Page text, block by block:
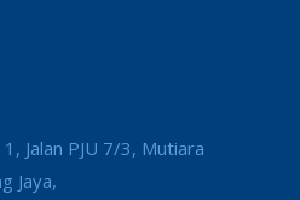
Jalan PJU 7/3, Mutiara
Jaya,